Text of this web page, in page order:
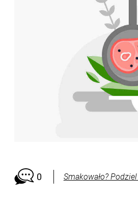
0 Smakowało?